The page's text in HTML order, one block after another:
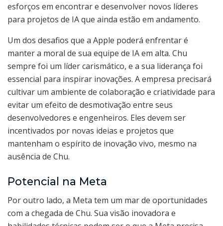
esforços em encontrar e desenvolver novos líderes
para projetos de IA que ainda estão em andamento.
Um dos desafios que a Apple poderá enfrentar é
manter a moral de sua equipe de IA em alta. Chu
sempre foi um líder carismático, e a sua liderança foi
essencial para inspirar inovações. A empresa precisará
cultivar um ambiente de colaboração e criatividade para
evitar um efeito de desmotivação entre seus
desenvolvedores e engenheiros. Eles devem ser
incentivados por novas ideias e projetos que
mantenham o espírito de inovação vivo, mesmo na
ausência de Chu.
Potencial na Meta
Por outro lado, a Meta tem um mar de oportunidades
com a chegada de Chu. Sua visão inovadora e